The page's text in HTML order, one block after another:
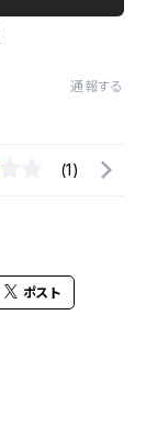
通報する
(1)
ポスト